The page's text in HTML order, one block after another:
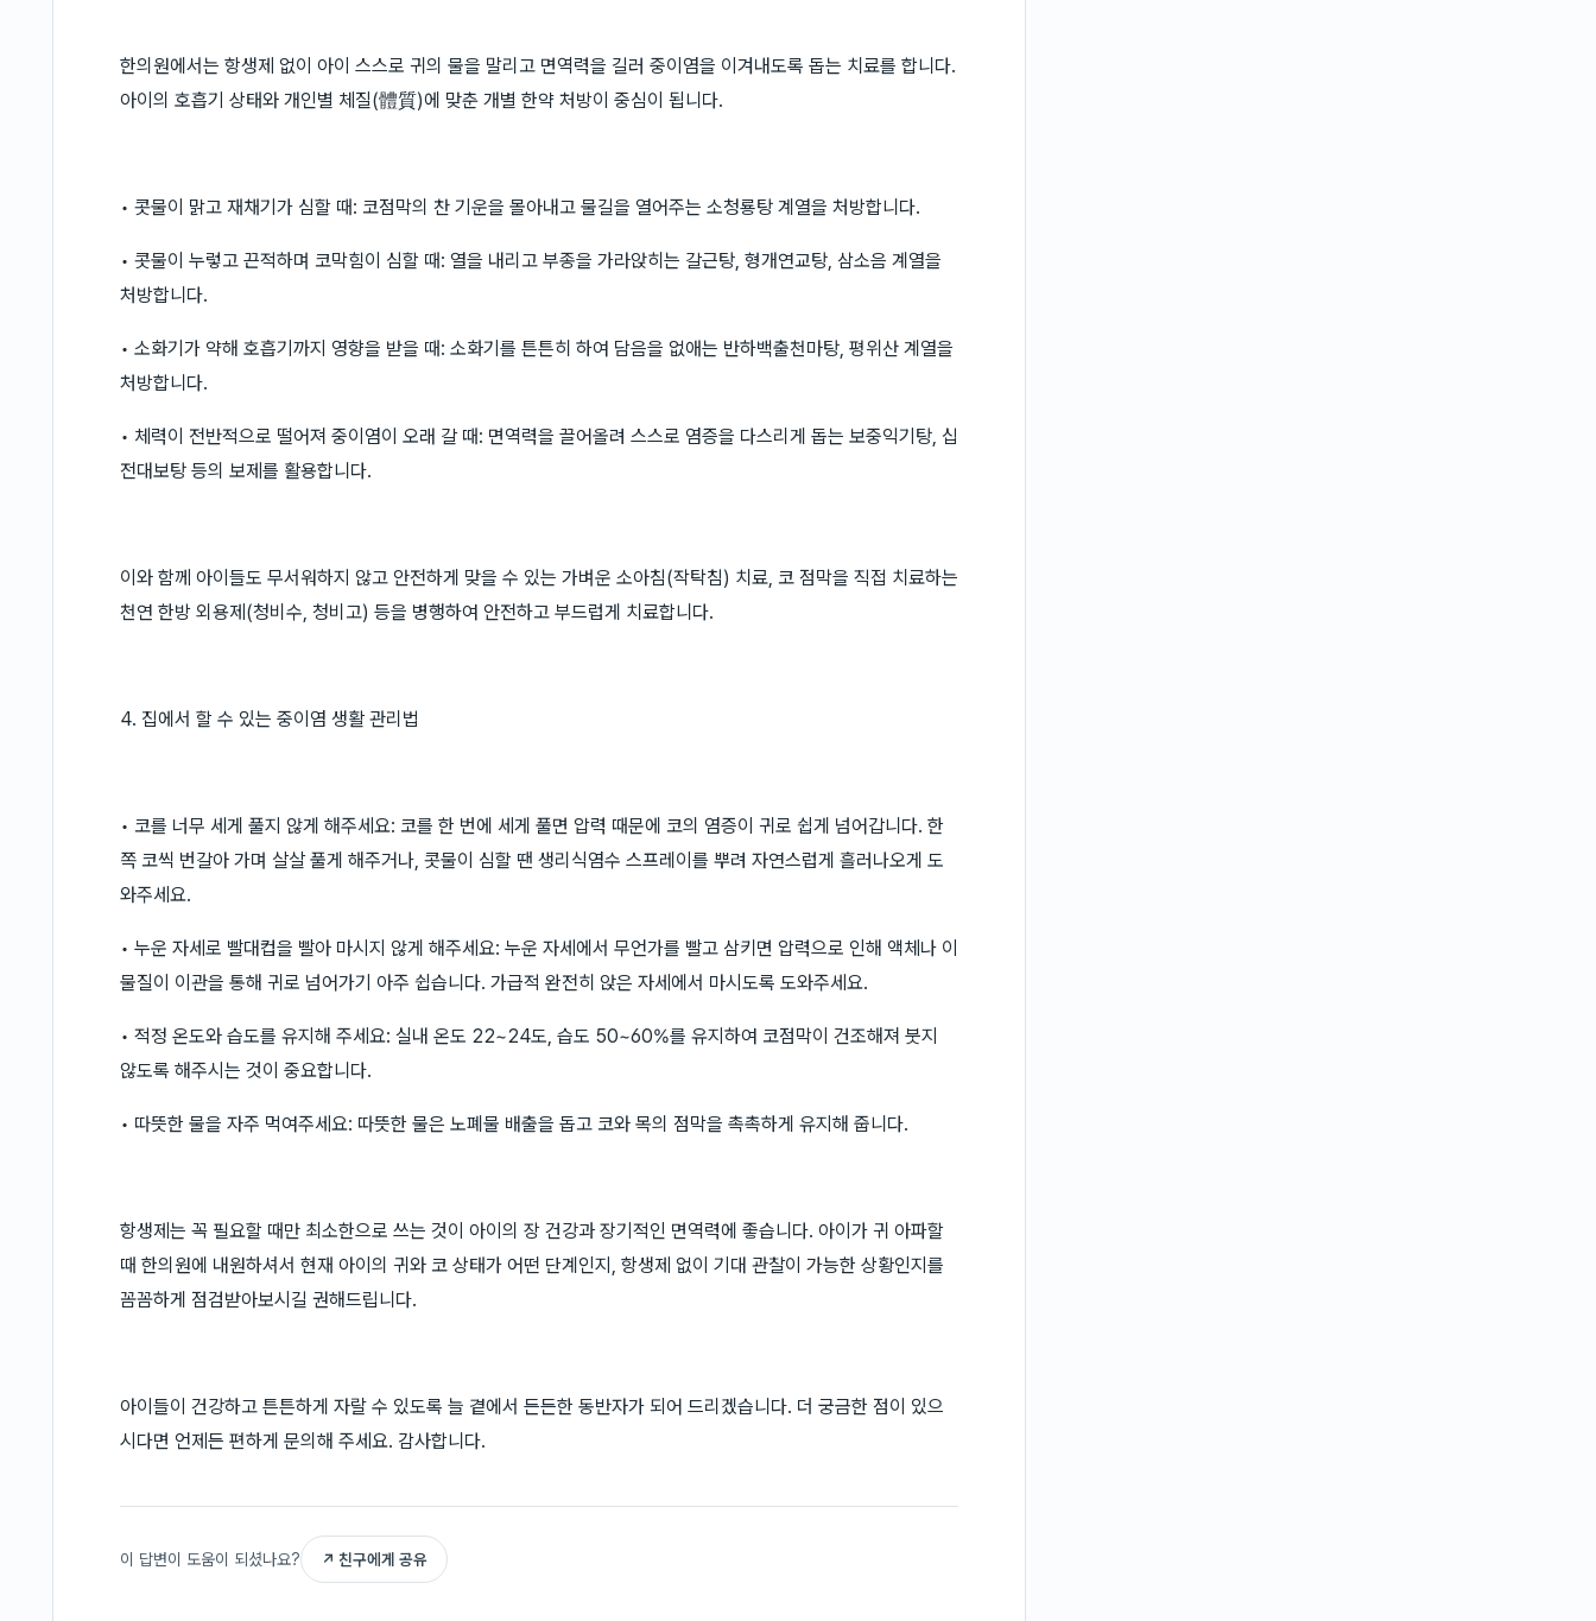
한의원에서는 항생제 없이 아이 스스로 귀의 물을 말리고 면역력을 길러 중이염을 이겨내도록 돕는 치료를 합니다.
아이의 호흡기 상태와 개인별 체질(體質)에 맞춘 개별 한약 처방이 중심이 됩니다.
• 콧물이 맑고 재채기가 심할 때: 코점막의 찬 기운을 몰아내고 물길을 열어주는 소청룡탕 계열을 처방합니다.
• 콧물이 누렇고 끈적하며 코막힘이 심할 때: 열을 내리고 부종을 가라앉히는 갈근탕, 형개연교탕, 삼소음 계열을
처방합니다.
• 소화기가 약해 호흡기까지 영향을 받을 때: 소화기를 튼튼히 하여 담음을 없애는 반하백출천마탕, 평위산 계열을
처방합니다.
• 체력이 전반적으로 떨어져 중이염이 오래 갈 때: 면역력을 끌어올려 스스로 염증을 다스리게 돕는 보중익기탕, 십
전대보탕 등의 보제를 활용합니다.
이와 함께 아이들도 무서워하지 않고 안전하게 맞을 수 있는 가벼운 소아침(작탁침) 치료, 코 점막을 직접 치료하는
천연 한방 외용제(청비수, 청비고) 등을 병행하여 안전하고 부드럽게 치료합니다.
4. 집에서 할 수 있는 중이염 생활 관리법
• 코를 너무 세게 풀지 않게 해주세요: 코를 한 번에 세게 풀면 압력 때문에 코의 염증이 귀로 쉽게 넘어갑니다. 한
쪽 코씩 번갈아 가며 살살 풀게 해주거나, 콧물이 심할 땐 생리식염수 스프레이를 뿌려 자연스럽게 흘러나오게 도
와주세요.
• 누운 자세로 빨대컵을 빨아 마시지 않게 해주세요: 누운 자세에서 무언가를 빨고 삼키면 압력으로 인해 액체나 이
물질이 이관을 통해 귀로 넘어가기 아주 쉽습니다. 가급적 완전히 앉은 자세에서 마시도록 도와주세요.
• 적정 온도와 습도를 유지해 주세요: 실내 온도 22~24도, 습도 50~60%를 유지하여 코점막이 건조해져 붓지
않도록 해주시는 것이 중요합니다.
• 따뜻한 물을 자주 먹여주세요: 따뜻한 물은 노폐물 배출을 돕고 코와 목의 점막을 촉촉하게 유지해 줍니다.
항생제는 꼭 필요할 때만 최소한으로 쓰는 것이 아이의 장 건강과 장기적인 면역력에 좋습니다. 아이가 귀 아파할
때 한의원에 내원하셔서 현재 아이의 귀와 코 상태가 어떤 단계인지, 항생제 없이 기대 관찰이 가능한 상황인지를
꼼꼼하게 점검받아보시길 권해드립니다.
아이들이 건강하고 튼튼하게 자랄 수 있도록 늘 곁에서 든든한 동반자가 되어 드리겠습니다. 더 궁금한 점이 있으
시다면 언제든 편하게 문의해 주세요. 감사합니다.
이 답변이 도움이 되셨나요? ↗ 친구에게 공유